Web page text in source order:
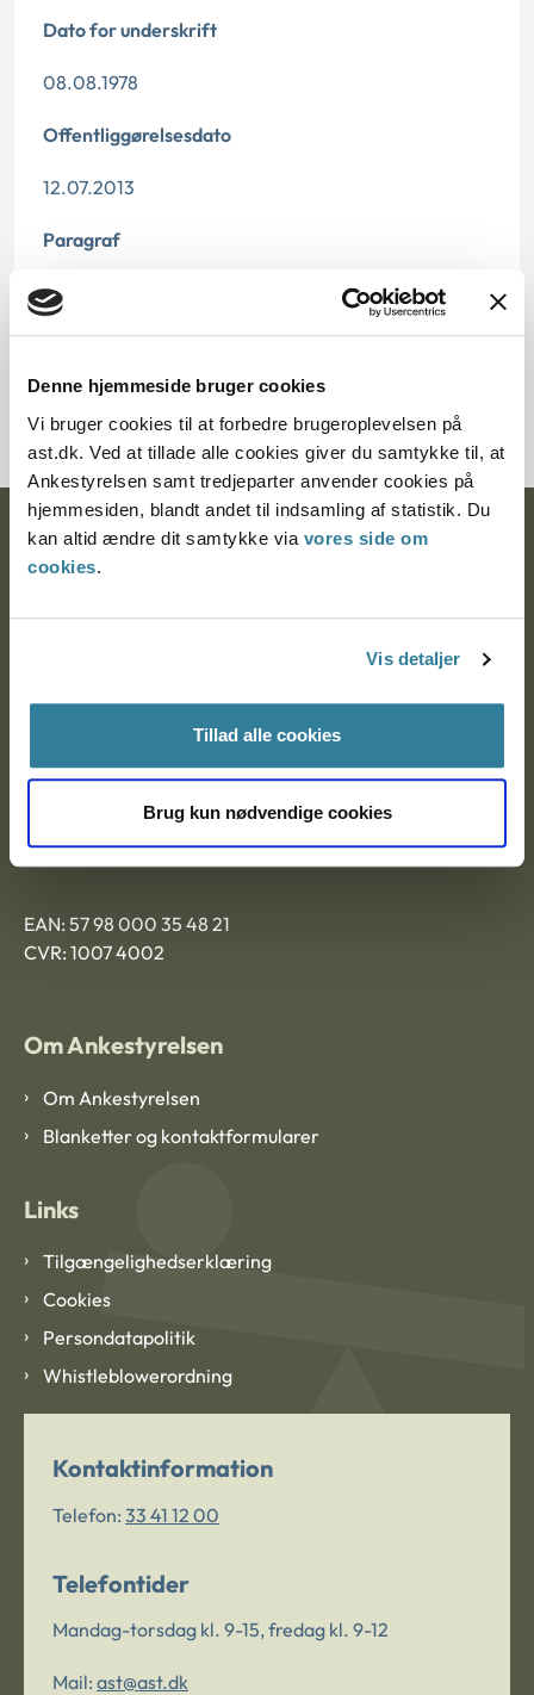
Denne hjemmeside bruger cookies
Vi bruger cookies til at forbedre brugeroplevelsen på
ast.dk. Ved at tillade alle cookies giver du samtykke til, at
Ankestyrelsen samt tredjeparter anvender cookies på
hjemmesiden, blandt andet til indsamling af statistik. Du
kan altid ændre dit samtykke via vores side om
cookies.
Vis detaljer
Tillad alle cookies
Brug kun nødvendige cookies
Dato for underskrift
08.08.1978
Offentliggørelsesdato
12.07.2013
Paragraf
§ 46 § 46a
14297-77
Ankestyrelsen
Ankestyrelsen Aalborg
EAN: 57 98 000 35 48 21
CVR: 1007 4002
Om Ankestyrelsen
Om Ankestyrelsen
Blanketter og kontaktformularer
Links
Tilgængelighedserklæring
Cookies
Persondatapolitik
Whistleblowerordning
Kontaktinformation
Telefon: 33 41 12 00
Telefontider
Mandag-torsdag kl. 9-15, fredag kl. 9-12
Mail: ast@ast.dk